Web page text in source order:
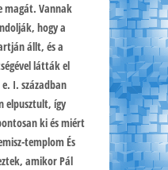
magát. Vannak
hogy a
állt, és a
látták el
I. században
elpusztult, így
ki és miért
templom És
amikor Pál